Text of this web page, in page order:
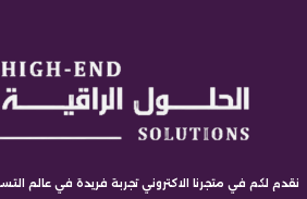
نقدم لكم في متجرنا الاكتروني تجربة فريدة في عالم